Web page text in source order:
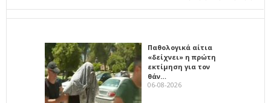
Παθολογικά αίτια
«δείχνει» η πρώτη
εκτίμηση για τον
θάν…
06-08-2026